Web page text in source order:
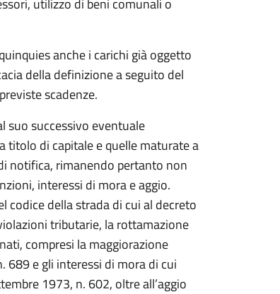
utilizzo di beni comunali o
anche i carichi già oggetto
della definizione a seguito del
scadenze.
suo successivo eventuale
titolo di capitale e quelle maturate a
notifica, rimanendo pertanto non
interessi di mora e aggio.
codice della strada di cui al decreto
tributarie, la rottamazione
compresi la maggiorazione
689 e gli interessi di mora di cui
1973, n. 602, oltre all’aggio